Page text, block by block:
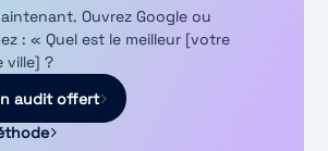
Ouvrez Google ou
: « Quel est le meilleur [votre
ville] ?
audit offert